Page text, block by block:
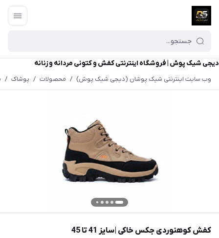
دیجی شیک پوش | فروشگاه اینترنتی کفش و کتونی مردانه و زنانه
وب سایت اینترنتی شیک پوشان (دیجی شیک پوش) / محصولات / پوشاک /
کفش کوهنوردی جکس خاکی |سایز 41 تا 45